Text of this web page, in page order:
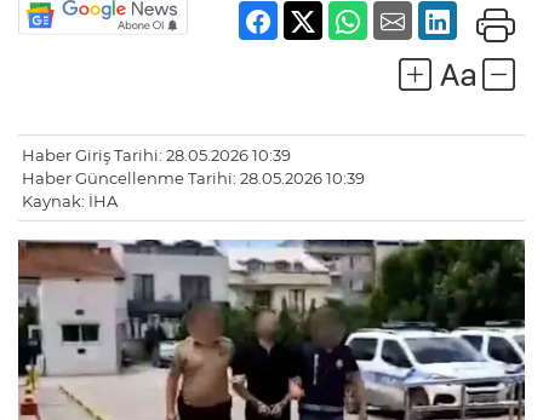
Haber Giriş Tarihi: 28.05.2026 10:39
Haber Güncellenme Tarihi: 28.05.2026 10:39
Kaynak: İHA